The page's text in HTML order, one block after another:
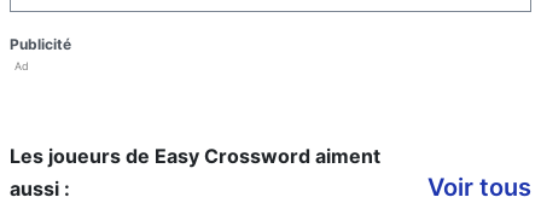
Publicité
Ad
Les joueurs de Easy Crossword aiment
aussi :
Voir tous